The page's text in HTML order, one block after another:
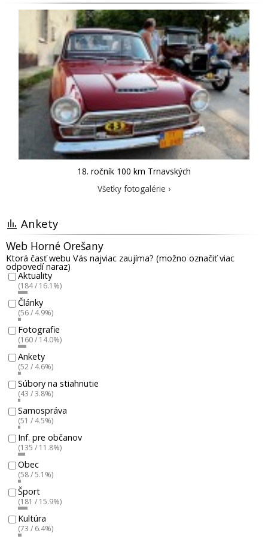
18. ročník 100 km Trnavských
Všetky fotogalérie ›
Ankety
Web Horné Orešany
Ktorá časť webu Vás najviac zaujíma? (možno označiť viac
odpovedí naraz)
Aktuality
(184 / 16.1%)
Články
(56 / 4.9%)
Fotografie
(160 / 14.0%)
Ankety
(52 / 4.6%)
Súbory na stiahnutie
(43 / 3.8%)
Samospráva
(51 / 4.5%)
Inf. pre občanov
(135 / 11.8%)
Obec
(58 / 5.1%)
Šport
(181 / 15.9%)
Kultúra
(73 / 6.4%)